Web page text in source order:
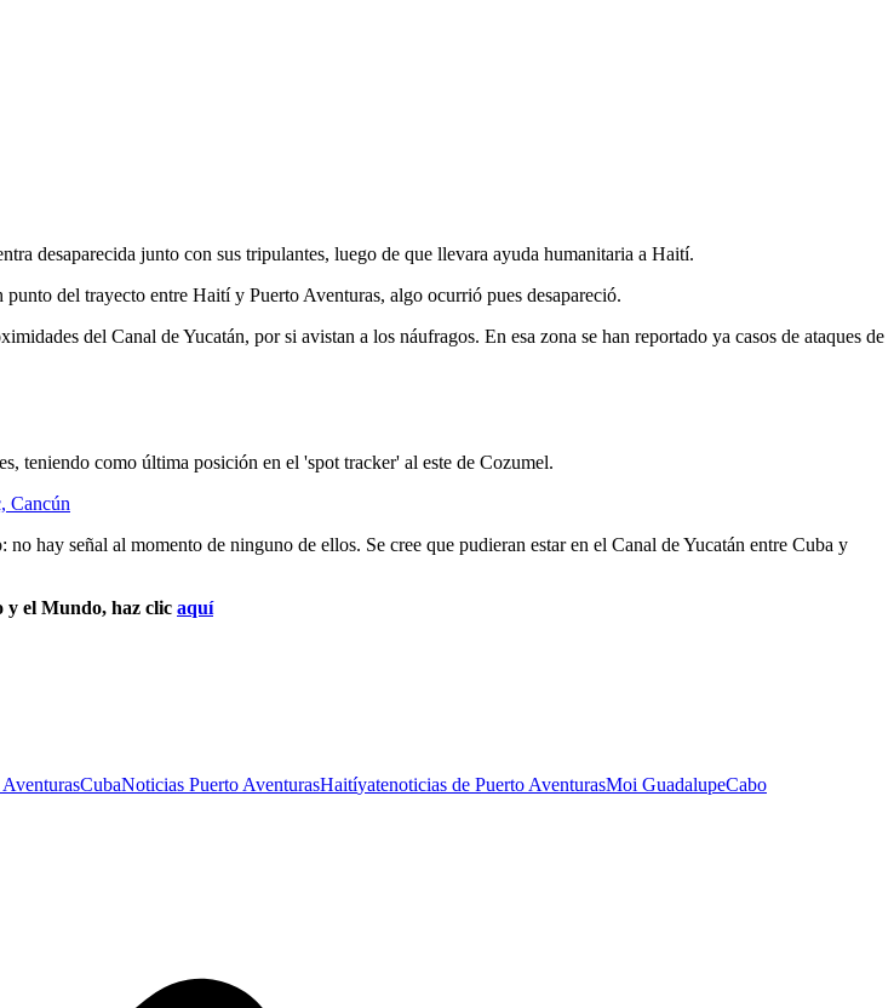
desaparecida junto con sus tripulantes, luego de que llevara ayuda humanitaria a Haití.
del trayecto entre Haití y Puerto Aventuras, algo ocurrió pues desapareció.
del Canal de Yucatán, por si avistan a los náufragos. En esa zona se han reportado ya casos de ataques de
teniendo como última posición en el 'spot tracker' al este de Cozumel.
Cancún
hay señal al momento de ninguno de ellos. Se cree que pudieran estar en el Canal de Yucatán entre Cuba y
y el Mundo, haz clic aquí
CubaNoticias Puerto AventurasHaitíyatenoticias de Puerto AventurasMoi GuadalupeCabo